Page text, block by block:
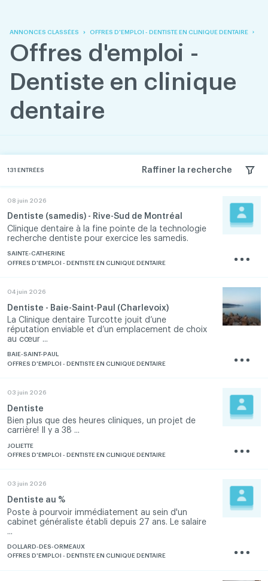
ANNONCES CLASSÉES OFFRES D'EMPLOI - DENTISTE EN CLINIQUE DENTAIRE
Offres d'emploi -
Dentiste en clinique
dentaire
131 ENTRÉES Raffiner la recherche
Dentiste (samedis) - Rive-Sud de Montréal
Clinique dentaire à la fine pointe de la technologie
recherche dentiste pour exercice les samedis.
08 juin 2026
SAINTE-CATHERINE
OFFRES D'EMPLOI - DENTISTE EN CLINIQUE DENTAIRE
Dentiste - Baie-Saint-Paul (Charlevoix)
La Clinique dentaire Turcotte jouit d’une
réputation enviable et d’un emplacement de choix
au cœur ...
04 juin 2026
BAIE-SAINT-PAUL
OFFRES D'EMPLOI - DENTISTE EN CLINIQUE DENTAIRE
Dentiste
Bien plus que des heures cliniques, un projet de
carrière! Il y a 38 ...
03 juin 2026
JOLIETTE
OFFRES D'EMPLOI - DENTISTE EN CLINIQUE DENTAIRE
Dentiste au %
Poste à pourvoir immédiatement au sein d'un
cabinet généraliste établi depuis 27 ans. Le salaire
...
03 juin 2026
DOLLARD-DES-ORMEAUX
OFFRES D'EMPLOI - DENTISTE EN CLINIQUE DENTAIRE